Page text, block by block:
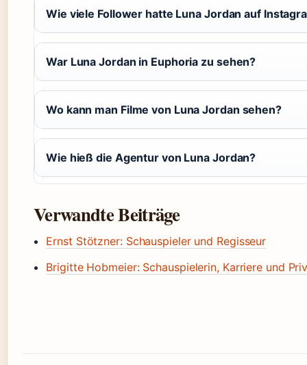
Wie viele Follower hatte Luna Jordan auf
War Luna Jordan in Euphoria zu sehen?
Wo kann man Filme von Luna Jordan sehen?
Wie hieß die Agentur von Luna Jordan?
Verwandte Beiträge
Ernst Stötzner: Schauspieler und Regisseur
Brigitte Hobmeier: Schauspielerin, Karriere und